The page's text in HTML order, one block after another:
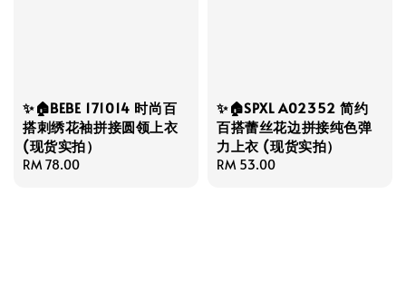
✨🏠BEBE 171014 时尚百
搭刺绣花袖拼接圆领上衣
(现货实拍）
Regular
RM 78.00
✨🏠SPXL A02352 简约
百搭蕾丝花边拼接纯色弹
力上衣 (现货实拍）
Regular
RM 53.00